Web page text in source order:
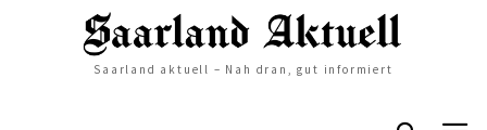
Saarland aktuell – Nah dran, gut informiert